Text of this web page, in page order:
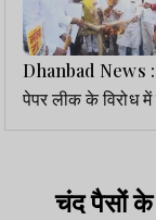
Dhanbad News
पेपर लीक के विरोध
कांग्रेस का प्रदर्शन,
चंद पैसों के